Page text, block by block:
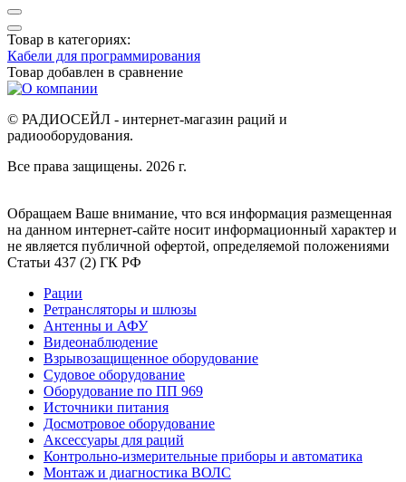
Товар в категориях:
Кабели для программирования
Товар добавлен в сравнение
© РАДИОСЕЙЛ - интернет-магазин раций и
радиооборудования.
Все права защищены. 2026 г.
Обращаем Ваше внимание, что вся информация размещенная
на данном интернет-сайте носит информационный характер и
не является публичной офертой, определяемой положениями
Статьи 437 (2) ГК РФ
Рации
Ретрансляторы и шлюзы
Антенны и АФУ
Видеонаблюдение
Взрывозащищенное оборудование
Судовое оборудование
Оборудование по ПП 969
Источники питания
Досмотровое оборудование
Аксессуары для раций
Контрольно-измерительные приборы и автоматика
Монтаж и диагностика ВОЛС